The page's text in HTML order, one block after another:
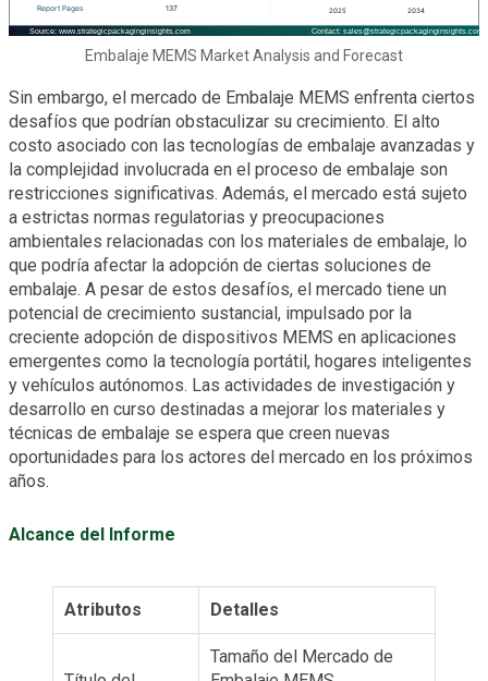
Embalaje MEMS Market Analysis and Forecast
Sin embargo, el mercado de Embalaje MEMS enfrenta ciertos
desafíos que podrían obstaculizar su crecimiento. El alto
costo asociado con las tecnologías de embalaje avanzadas y
la complejidad involucrada en el proceso de embalaje son
restricciones significativas. Además, el mercado está sujeto
a estrictas normas regulatorias y preocupaciones
ambientales relacionadas con los materiales de embalaje, lo
que podría afectar la adopción de ciertas soluciones de
embalaje. A pesar de estos desafíos, el mercado tiene un
potencial de crecimiento sustancial, impulsado por la
creciente adopción de dispositivos MEMS en aplicaciones
emergentes como la tecnología portátil, hogares inteligentes
y vehículos autónomos. Las actividades de investigación y
desarrollo en curso destinadas a mejorar los materiales y
técnicas de embalaje se espera que creen nuevas
oportunidades para los actores del mercado en los próximos
años.
Alcance del Informe
Atributos Detalles
Tamaño del Mercado de